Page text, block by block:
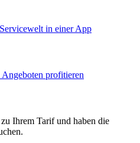
in einer App
profitieren
Ihrem Tarif und haben die